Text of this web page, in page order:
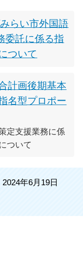
らい市外国語
委託に係る指
ついて
計画後期基本
名型プロポー
定支援業務に係
ついて
2024年6月19日